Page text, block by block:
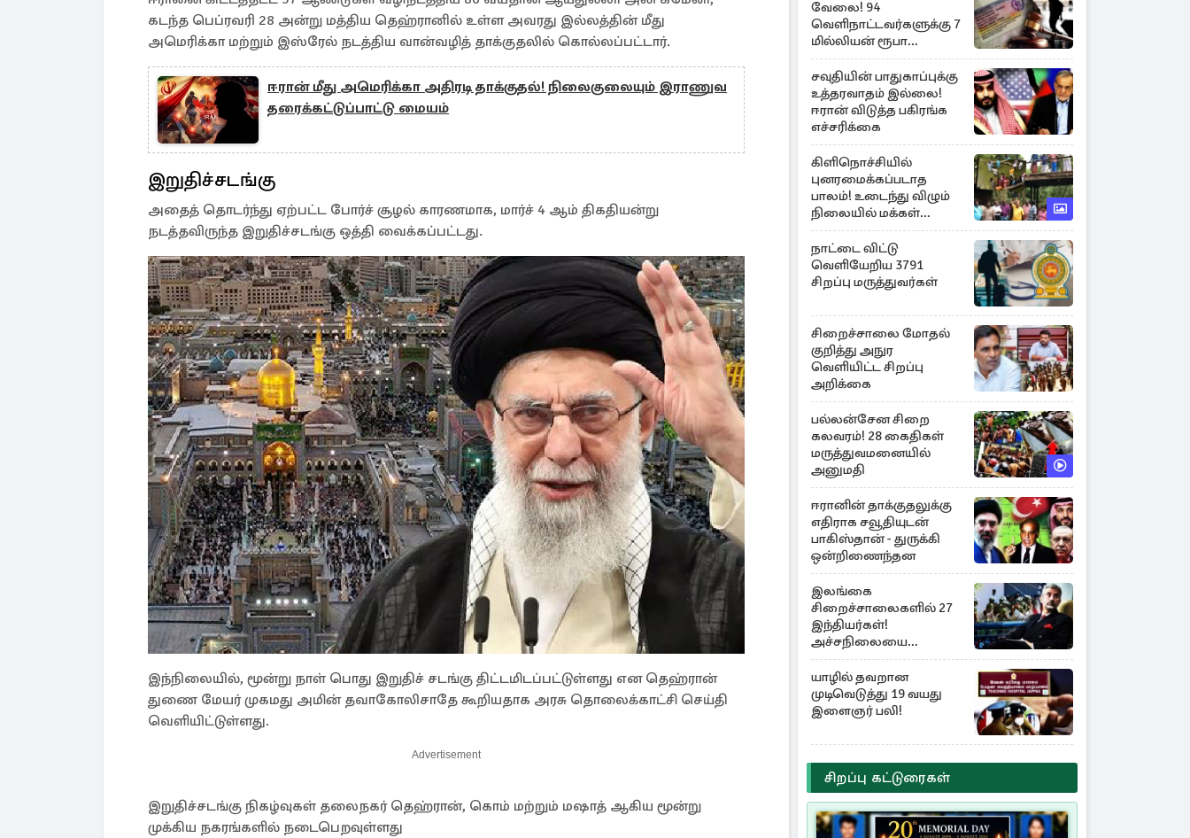
கடந்த பெப்ரவரி 28 அன்று மத்திய தெஹ்ரானில் உள்ள அவரது இல்லத்தின் மீது
அமெரிக்கா மற்றும் இஸ்ரேல் நடத்திய வான்வழித் தாக்குதலில் கொல்லப்பட்டார்.
ஈரான் மீது அமெரிக்கா அதிரடி தாக்குதல்! நிலைகுலையும் இராணுவ
தரைக்கட்டுப்பாட்டு மையம்
இறுதிச்சடங்கு
அதைத் தொடர்ந்து ஏற்பட்ட போர்ச் சூழல் காரணமாக, மார்ச் 4 ஆம் திகதியன்று
நடத்தவிருந்த இறுதிச்சடங்கு ஒத்தி வைக்கப்பட்டது.
இந்நிலையில், மூன்று நாள் பொது இறுதிச் சடங்கு திட்டமிடப்பட்டுள்ளது என தெஹ்ரான்
துணை மேயர் முகமது அமின் தவாகோலிசாதே கூறியதாக அரசு தொலைக்காட்சி செய்தி
வெளியிட்டுள்ளது.
Advertisement
இறுதிச்சடங்கு நிகழ்வுகள் தலைநகர் தெஹ்ரான், கொம் மற்றும் மஷாத் ஆகிய மூன்று
முக்கிய நகரங்களில் நடைபெறவுள்ளது
வேலை! 94
வெளிநாட்டவர்களுக்கு 7
மில்லியன் ரூபா
அபராதம்
சவுதியின் பாதுகாப்புக்கு
உத்தரவாதம் இல்லை!
ஈரான் விடுத்த பகிரங்க
எச்சரிக்கை
கிளிநொச்சியில்
புனரமைக்கப்படாத
பாலம்! உடைந்து விழும்
நிலையில் மக்கள்
போராட்டம்
நாட்டை விட்டு
வெளியேறிய 3791
சிறப்பு மருத்துவர்கள்
சிறைச்சாலை மோதல்
குறித்து அநுர
வெளியிட்ட சிறப்பு
அறிக்கை
பல்லன்சேன சிறை
கலவரம்! 28 கைதிகள்
மருத்துவமனையில்
அனுமதி
ஈரானின் தாக்குதலுக்கு
எதிராக சவூதியுடன்
பாகிஸ்தான் - துருக்கி
ஒன்றிணைந்தன
இலங்கை
சிறைச்சாலைகளில் 27
இந்தியர்கள்!
அச்சநிலையை
மையப்படுத்தி
ஜெயசங்கர் அறிக்கை
யாழில் தவறான
முடிவெடுத்து 19 வயது
இளைஞர் பலி!
சிறப்பு கட்டுரைகள்